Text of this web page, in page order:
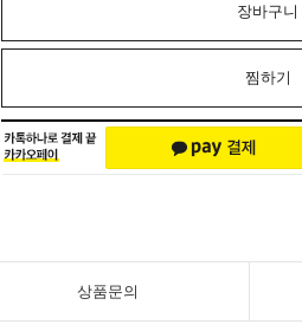
장바구니
찜하기
상품문의